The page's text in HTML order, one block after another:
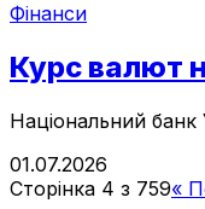
Фінанси
Курс валют
Національний банк
01.07.2026
Сторінка 4 з 759«